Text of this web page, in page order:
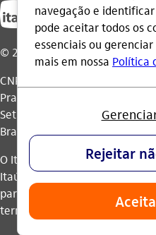
© 2026 Itaú Unibanco Holding
CNPJ: 60.872.504/0001-23
Praça Alfredo Egydio de
Setubal, Parque Jabaquara -
Brasil.
O Itaú Unibanco Holding S.A.
Itaú Unibanco e possui
para operar como banco
termos da legislação vigente.